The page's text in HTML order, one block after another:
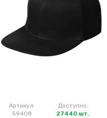
Артикул:
59408
Доступно:
27440 шт.